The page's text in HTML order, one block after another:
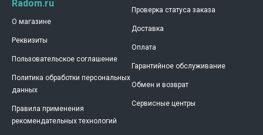
Radom.ru
О магазине
Реквизиты
Пользовательское соглашение
Политика обработки персональных
данных
Правила применения
рекомендательных технологий
Проверка статуса заказа
Доставка
Оплата
Гарантийное обслуживание
Обмен и возврат
Сервисные центры